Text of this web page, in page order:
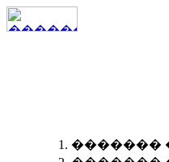
�������